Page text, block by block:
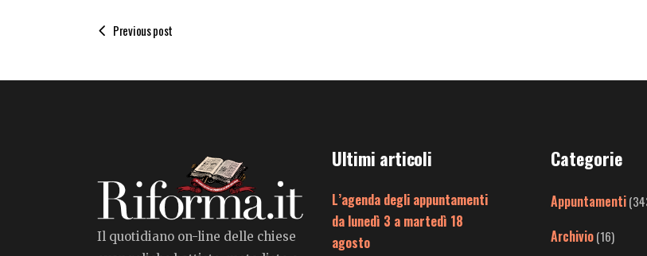
Previous post
Il quotidiano on-line delle chiese
Ultimi articoli
L’agenda degli appuntamenti
da lunedì 3 a martedì 18
agosto
Categorie
Appuntamenti
Archivio(16)